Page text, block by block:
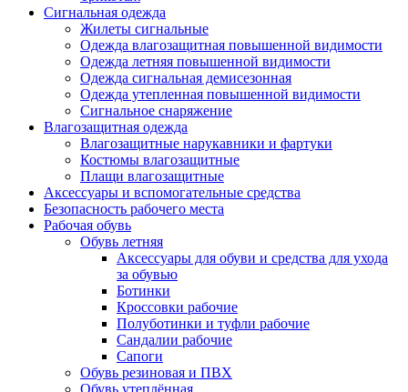
Сигнальная одежда
Жилеты сигнальные
Одежда влагозащитная повышенной видимости
Одежда летняя повышенной видимости
Одежда сигнальная демисезонная
Одежда утепленная повышенной видимости
Сигнальное снаряжение
Влагозащитная одежда
Влагозащитные нарукавники и фартуки
Костюмы влагозащитные
Плащи влагозащитные
Аксессуары и вспомогательные средства
Безопасность рабочего места
Рабочая обувь
Обувь летняя
Аксессуары для обуви и средства для ухода
за обувью
Ботинки
Кроссовки рабочие
Полуботинки и туфли рабочие
Сандалии рабочие
Сапоги
Обувь резиновая и ПВХ
Обувь утеплённая